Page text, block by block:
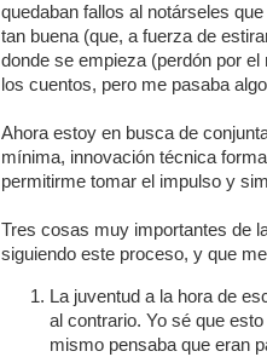
quedaban fallos al notárseles
tan buena (que, a fuerza de
donde se empieza (perdón por
los cuentos, pero me pasaba
Ahora estoy en busca de
mínima, innovación técnica
permitirme tomar el impulso y
Tres cosas muy importantes de
siguiendo este proceso, y que
La juventud a la hora de
al contrario. Yo sé que
mismo pensaba que eran